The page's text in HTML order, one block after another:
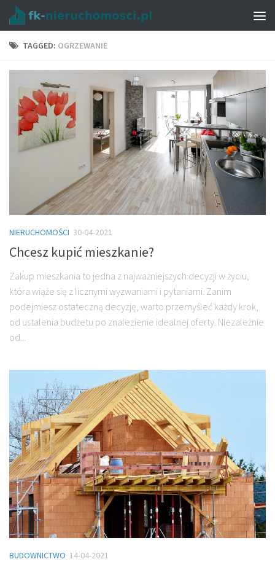
TAGGED: OGRZEWANIE
NIERUCHOMOŚCI 30-04-2021
Chcesz kupić mieszkanie?
Zakup mieszkania to jedna z najważniejszych decyzji w życiu,
która wiąże się z licznymi wyzwaniami i pytaniami. Zanim
podejmiesz ostateczną decyzję, warto przemyśleć każdy krok,
od ustalenia budżetu po znalezienie idealnej oferty. Niezależnie
od...
BUDOWNICTWO 14-04-2021